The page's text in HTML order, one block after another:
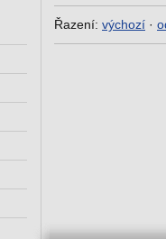
Řazení: výchozí ·